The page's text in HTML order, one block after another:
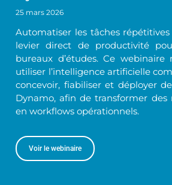
25 mars 2026
Automatiser les tâches
levier direct de productivité
bureaux d’études. Ce
utiliser l’intelligence artificielle
concevoir, fiabiliser et déployer
Dynamo, afin de transformer des
en workflows opérationnels.
Voir le webinaire